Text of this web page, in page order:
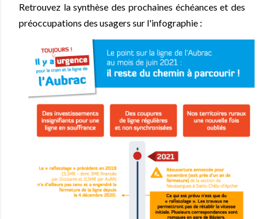
Retrouvez la synthèse des prochaines échéances et des
préoccupations des usagers sur l'infographie :